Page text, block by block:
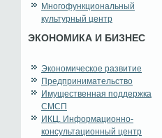
Многофункциональный
культурный центр
ЭКОНОМИКА И БИЗНЕС
Экономическое развитие
Предпринимательство
Имущественная поддержка
СМСП
ИКЦ. Информационно-
консультационный центр